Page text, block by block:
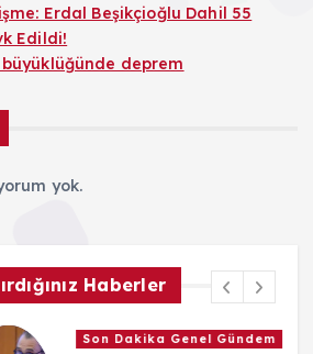
Erdal Beşikçioğlu Dahil 55
Edildi!
deprem
yok.
Haberler
Dakika Genel Gündem